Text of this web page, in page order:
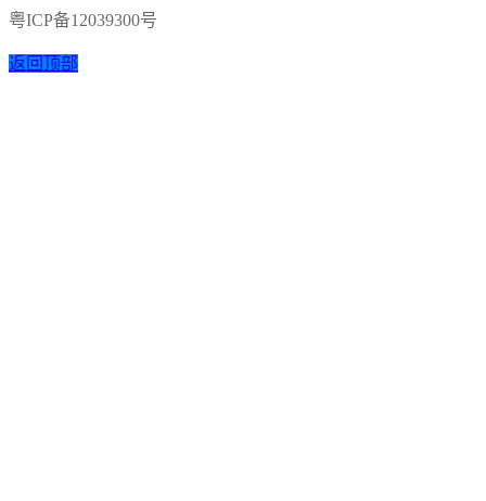
粤ICP备12039300号
返回顶部